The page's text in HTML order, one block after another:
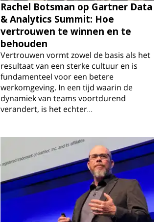
Rachel Botsman op Gartner Data
& Analytics Summit: Hoe
vertrouwen te winnen en te
behouden
Vertrouwen vormt zowel de basis als het
resultaat van een sterke cultuur en is
fundamenteel voor een betere
werkomgeving. In een tijd waarin de
dynamiek van teams voortdurend
verandert, is het echter…